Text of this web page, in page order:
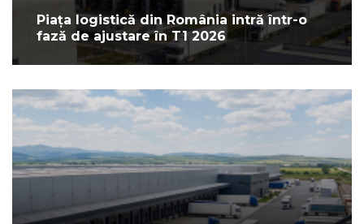
Piața logistică din România intră într-o
fază de ajustare în T1 2026